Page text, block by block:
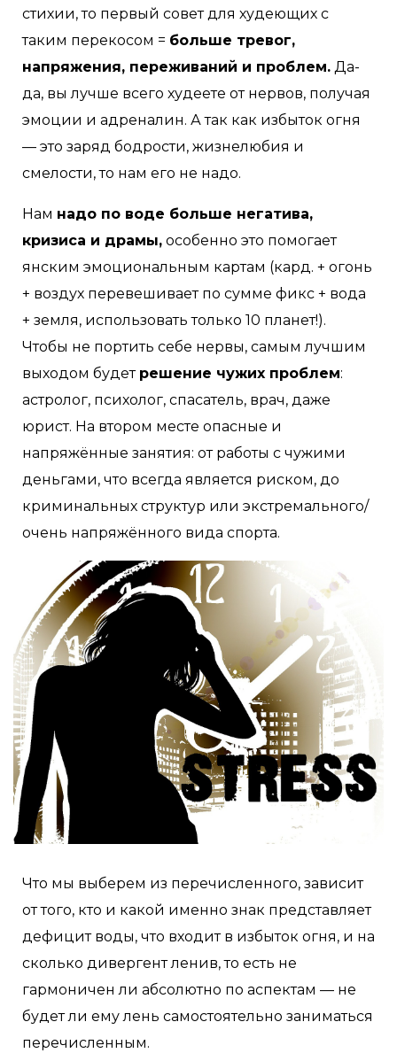
стихии, то первый совет для худеющих с
таким перекосом = больше тревог,
напряжения, переживаний и проблем. Да-
да, вы лучше всего худеете от нервов, получая
эмоции и адреналин. А так как избыток огня
— это заряд бодрости, жизнелюбия и
смелости, то нам его не надо.
Нам надо по воде больше негатива,
кризиса и драмы, особенно это помогает
янским эмоциональным картам (кард. + огонь
+ воздух перевешивает по сумме фикс + вода
+ земля, использовать только 10 планет!).
Чтобы не портить себе нервы, самым лучшим
выходом будет решение чужих проблем:
астролог, психолог, спасатель, врач, даже
юрист. На втором месте опасные и
напряжённые занятия: от работы с чужими
деньгами, что всегда является риском, до
криминальных структур или экстремального/
очень напряжённого вида спорта.
Что мы выберем из перечисленного, зависит
от того, кто и какой именно знак представляет
дефицит воды, что входит в избыток огня, и на
сколько дивергент ленив, то есть не
гармоничен ли абсолютно по аспектам — не
будет ли ему лень самостоятельно заниматься
перечисленным.